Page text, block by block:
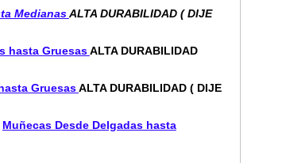
MedianasALTA DURABILIDAD ( DIJE
hasta GruesasALTA DURABILIDAD
GruesasALTA DURABILIDAD ( DIJE
Muñecas Desde Delgadas hasta